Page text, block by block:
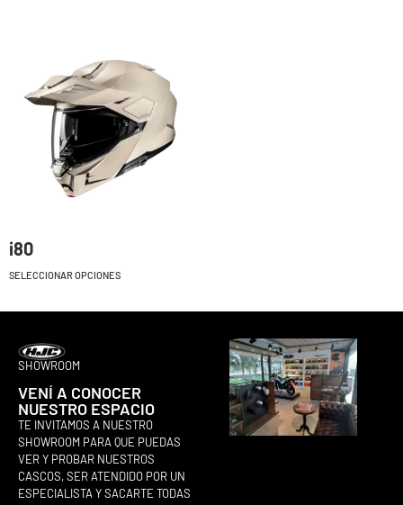
i80
SELECCIONAR OPCIONES
SHOWROOM
VENÍ A CONOCER
NUESTRO ESPACIO
TE INVITAMOS A NUESTRO
SHOWROOM PARA QUE PUEDAS
VER Y PROBAR NUESTROS
CASCOS, SER ATENDIDO POR UN
ESPECIALISTA Y SACARTE TODAS